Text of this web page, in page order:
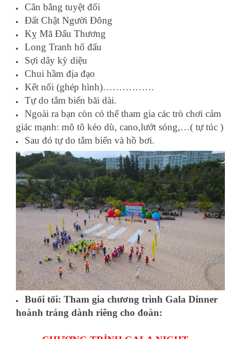
Cân bằng tuyệt đối
Đất Chật Người Đông
Kỵ Mã Đấu Thương
Long Tranh hổ đấu
Sợi dây kỳ diệu
Chui hầm địa đạo
Kết nối (ghép hình)…………….
Tự do tắm biển bãi dài.
Ngoài ra bạn còn có thể tham gia các trò chơi cảm
giác mạnh: mô tô kéo dù, cano,lướt sóng,…( tự túc )
Sau đó tự do tắm biển và hồ bơi.
Buổi tối: Tham gia chương trình Gala Dinner
hoành tráng dành riêng cho đoàn: